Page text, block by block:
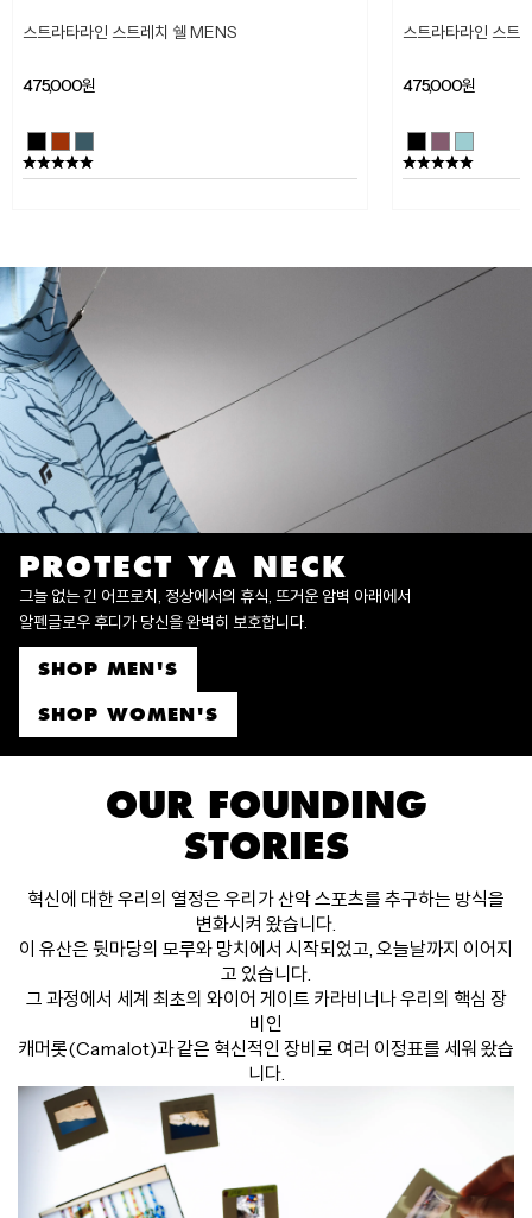
스트라타라인 스트레치 쉘 MENS
475,000원
스트라타라인 스
475,000원
PROTECT YA NECK
그늘 없는 긴 어프로치, 정상에서의 휴식, 뜨거운 암벽 아래에서
알펜글로우 후디가 당신을 완벽히 보호합니다.
SHOP MEN'S
SHOP WOMEN'S
OUR FOUNDING
STORIES
혁신에 대한 우리의 열정은 우리가 산악 스포츠를 추구하는 방식을
변화시켜 왔습니다.
이 유산은 뒷마당의 모루와 망치에서 시작되었고, 오늘날까지 이어지
고 있습니다.
그 과정에서 세계 최초의 와이어 게이트 카라비너나 우리의 핵심 장
비인
캐머롯(Camalot)과 같은 혁신적인 장비로 여러 이정표를 세워 왔습
니다.